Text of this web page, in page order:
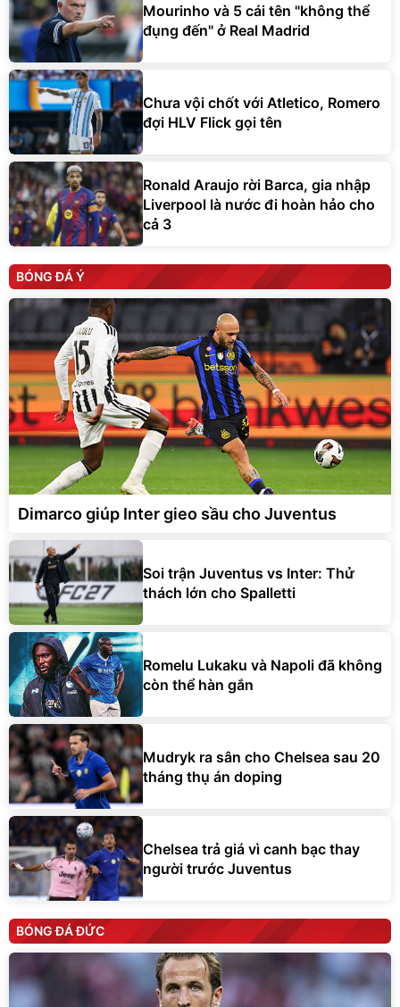
Mourinho và 5 cái tên "không thể
đụng đến" ở Real Madrid
Chưa vội chốt với Atletico, Romero
đợi HLV Flick gọi tên
Ronald Araujo rời Barca, gia nhập
Liverpool là nước đi hoàn hảo cho
cả 3
BÓNG ĐÁ Ý
Dimarco giúp Inter gieo sầu cho Juventus
Soi trận Juventus vs Inter: Thử
thách lớn cho Spalletti
Romelu Lukaku và Napoli đã không
còn thể hàn gắn
Mudryk ra sân cho Chelsea sau 20
tháng thụ án doping
Chelsea trả giá vì canh bạc thay
người trước Juventus
BÓNG ĐÁ ĐỨC